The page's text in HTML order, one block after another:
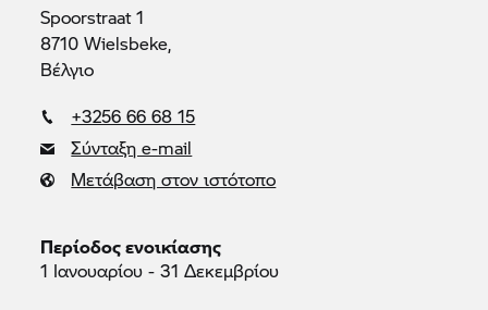
Spoorstraat 1
8710 Wielsbeke,
Βέλγιο
+3256 66 68 15
Σύνταξη e-mail
Μετάβαση στον ιστότοπο
Περίοδος ενοικίασης
1 Ιανουαρίου - 31 Δεκεμβρίου